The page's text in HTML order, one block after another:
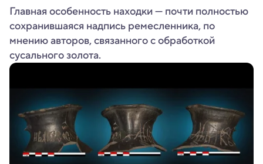
Главная особенность находки — почти полностью
сохранившаяся надпись ремесленника, по
мнению авторов, связанного с обработкой
сусального золота.